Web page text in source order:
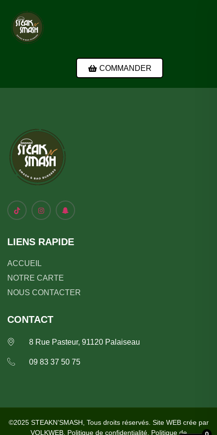
COMMANDER
LIENS RAPIDE
ACCUEIL
NOTRE CARTE
NOUS CONTACTER
CONTACT
8 Rue Pasteur, 91120 Palaiseau
09 83 37 50 75
©2025 STEAKN’SMASH, Tous droits réservés. Site WEB crée par
VOLKWEB. Politique de confidentialité, Politique de